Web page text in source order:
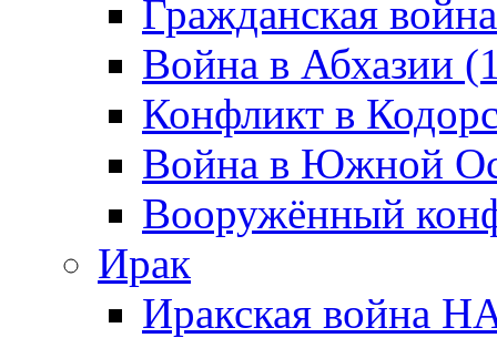
Гражданская
Война в Абхазии
Конфликт в
Война в Южной
Вооружённый
Ирак
Иракская война